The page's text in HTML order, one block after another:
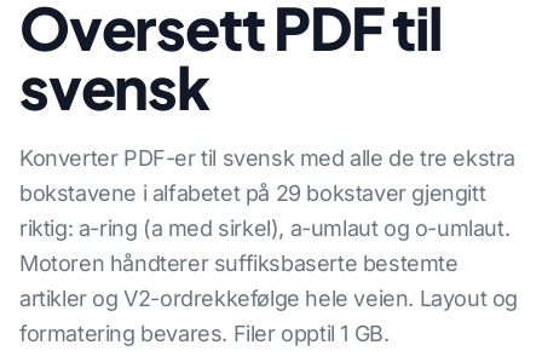
Oversett PDF til
svensk
Konverter PDF-er til svensk med alle de tre ekstra
bokstavene i alfabetet på 29 bokstaver gjengitt
riktig: a-ring (a med sirkel), a-umlaut og o-umlaut.
Motoren håndterer suffiksbaserte bestemte
artikler og V2-ordrekkefølge hele veien. Layout og
formatering bevares. Filer opptil 1 GB.